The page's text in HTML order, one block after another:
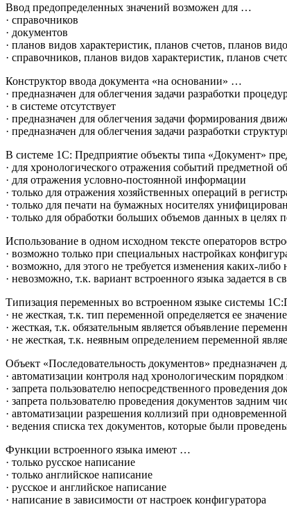
Ввод предопределенных значений возможен для …
· справочников
· документов
· планов видов характеристик, планов счетов, планов
· справочников, планов видов характеристик, планов
Конструктор ввода документа «на основании» …
· предназначен для облегчения задачи разработки
· в системе отсутствует
· предназначен для облегчения задачи формирования
· предназначен для облегчения задачи разработки
В системе 1С: Предприятие объекты типа «Документ»
· для хронологического отражения событий предметной
· для отражения условно-постоянной информации
· только для отражения хозяйственных операций в
· только для печати на бумажных носителях
· только для обработки больших объемов данных в целях
Использование в одном исходном тексте операторов
· возможно только при специальных настройках
· возможно, для этого не требуется изменения каких-либо
· невозможно, т.к. вариант встроенного языка задается в
Типизация переменных во встроенном языке системы
· не жесткая, т.к. тип переменной определяется ее
· жесткая, т.к. обязательным является объявление
· не жесткая, т.к. неявным определением переменной
Объект «Последовательность документов» предназначен
· автоматизации контроля над хронологическим
· запрета пользователю непосредственного проведения
· запрета пользователю проведения документов задним
· автоматизации разрешения коллизий при
· ведения списка тех документов, которые были
Функции встроенного языка имеют …
· только русское написание
· только английское написание
· русское и английское написание
· написание в зависимости от настроек конфигуратора